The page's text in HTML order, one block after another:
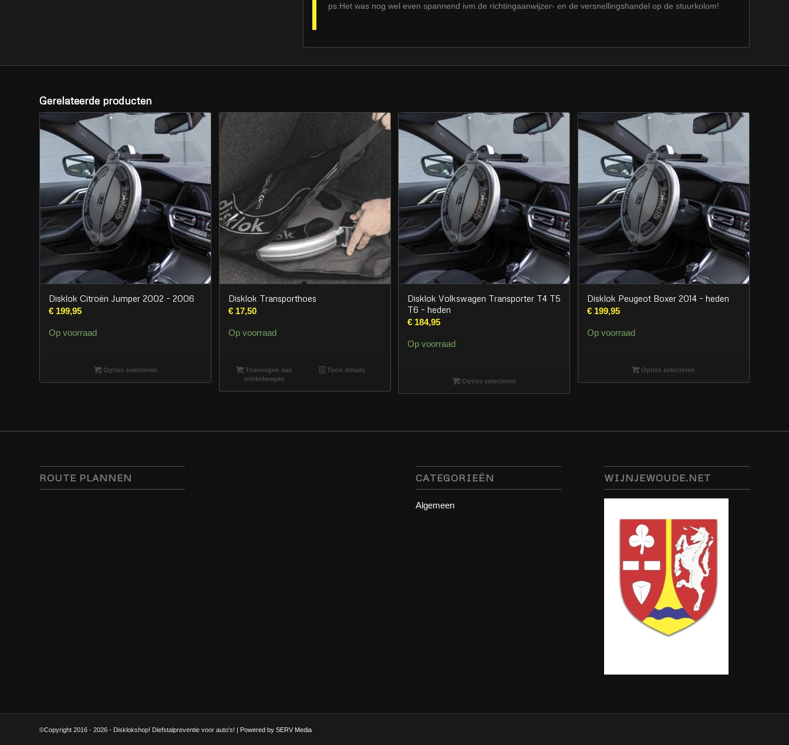
ps.Het was nog wel even spannend ivm.de richtingaanwijzer- en de versnellingshandel op de stuurkolom!
Gerelateerde producten
Disklok Citroën Jumper 2002 – 2006
€ 199,95
Op voorraad
Opties selecteren
Disklok Transporthoes
€17,50
Op voorraad
Toevoegen aan
winkelwagen
Toon details
Disklok Volkswagen Transporter T4 T5
T6 – heden
€ 184,95
Op voorraad
Opties selecteren
Disklok Peugeot Boxer 2014 – heden
€199,95
Op voorraad
Opties selecteren
ROUTE PLANNEN CATEGORIEËN
Algemeen
WIJNJEWOUDE.NET
©Copyright 2016 - 2026 - Disklokshop! Diefstalpreventie voor auto's! | Powered by SERV Media